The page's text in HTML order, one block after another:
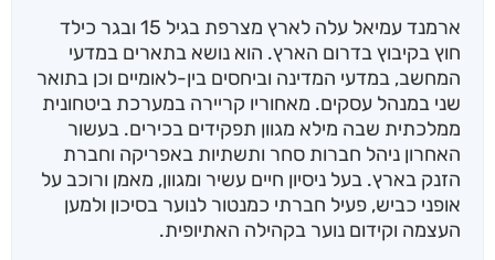
ארמנד עמיאל עלה לארץ מצרפת בגיל 15 ובגר כילד
חוץ בקיבוץ בדרום הארץ. הוא נושא בתארים במדעי
המחשב, במדעי המדינה וביחסים בין-לאומיים וכן בתואר
שני במנהל עסקים. מאחוריו קריירה במערכת ביטחונית
ממלכתית שבה מילא מגוון תפקידים בכירים. בעשור
האחרון ניהל חברות סחר ותשתיות באפריקה וחברת
הזנק בארץ. בעל ניסיון חיים עשיר ומגוון, מאמן ורוכב על
אופני כביש, פעיל חברתי כמנטור לנוער בסיכון ולמען
העצמה וקידום נוער בקהילה האתיופית.